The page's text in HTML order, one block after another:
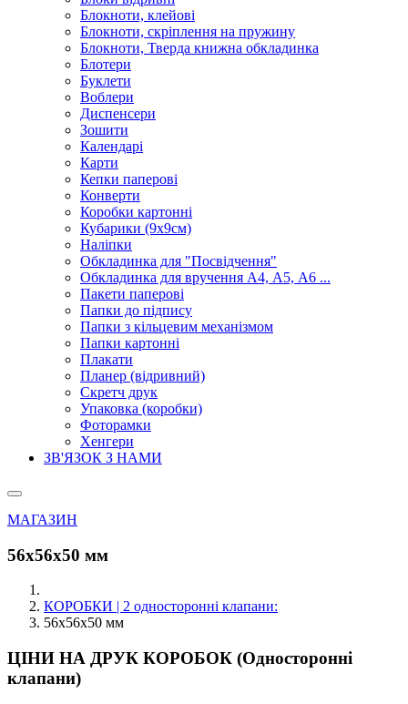
Блокноти, клейові
Блокноти, скріплення на пружину
Блокноти, Тверда книжна обкладинка
Блотери
Буклети
Воблери
Диспенсери
Зошити
Календарі
Карти
Кепки паперові
Конверти
Коробки картонні
Кубарики (9х9см)
Наліпки
Обкладинка для "Посвідчення"
Обкладинка для вручення А4, А5, А6 ...
Пакети паперові
Папки до підпису
Папки з кільцевим механізмом
Папки картонні
Плакати
Планер (відривний)
Скретч друк
Упаковка (коробки)
Фоторамки
Хенгери
ЗВ'ЯЗОК З НАМИ
МАГАЗИН
56х56х50 мм
КОРОБКИ | 2 односторонні клапани:
56х56х50 мм
ЦІНИ НА ДРУК КОРОБОК (Односторонні
клапани)